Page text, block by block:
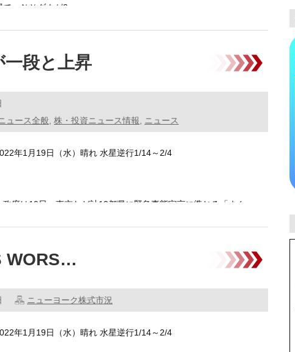
で、ＮＹダウが3 …………
一段と上昇
ュース全般 株・投資ニュース情報 ニュース
年1月19日（水）晴れ 水星逆行1/14～2/4
・政府は19日、東京など計13都県に緊急事態宣言に準じる「まん
WORS…
ニューヨーク株式市況
年1月19日（水）晴れ 水星逆行1/14～2/4